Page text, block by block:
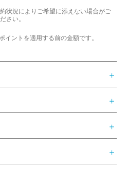
状況によりご希望に添えない場合がご
さい。
ントを適用する前の金額です。